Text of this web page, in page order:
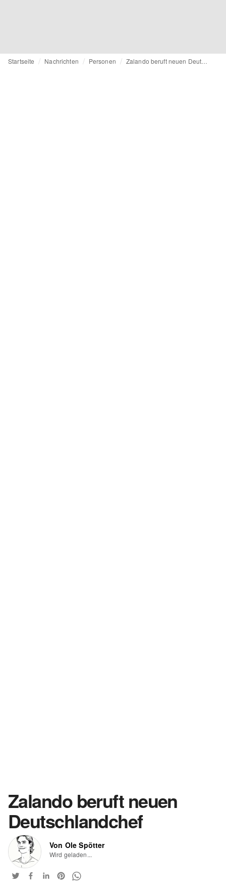
Startseite Nachrichten Personen
Zalando beruft neuen
Deutschlandchef
Von Ole Spötter
Wird geladen...